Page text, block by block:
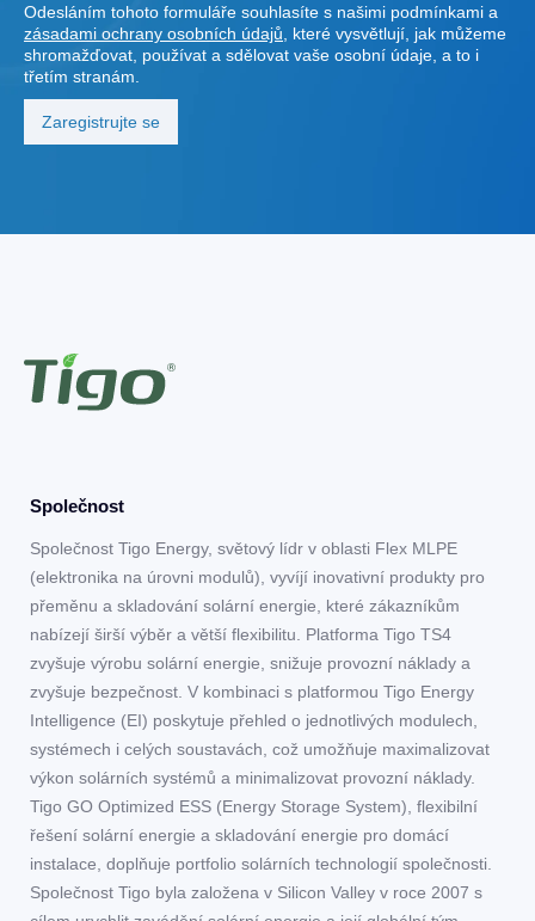
Odesláním tohoto formuláře souhlasíte s našimi podmínkami a
zásadami ochrany osobních údajů , které vysvětlují, jak můžeme
shromažďovat, používat a sdělovat vaše osobní údaje, a to i
třetím stranám.
Společnost
Společnost Tigo Energy, světový lídr v oblasti Flex MLPE
(elektronika na úrovni modulů), vyvíjí inovativní produkty pro
přeměnu a skladování solární energie, které zákazníkům
nabízejí širší výběr a větší flexibilitu. Platforma Tigo TS4
zvyšuje výrobu solární energie, snižuje provozní náklady a
zvyšuje bezpečnost. V kombinaci s platformou Tigo Energy
Intelligence (EI) poskytuje přehled o jednotlivých modulech,
systémech i celých soustavách, což umožňuje maximalizovat
výkon solárních systémů a minimalizovat provozní náklady.
Tigo GO Optimized ESS (Energy Storage System), flexibilní
řešení solární energie a skladování energie pro domácí
instalace, doplňuje portfolio solárních technologií společnosti.
Společnost Tigo byla založena v Silicon Valley v roce 2007 s